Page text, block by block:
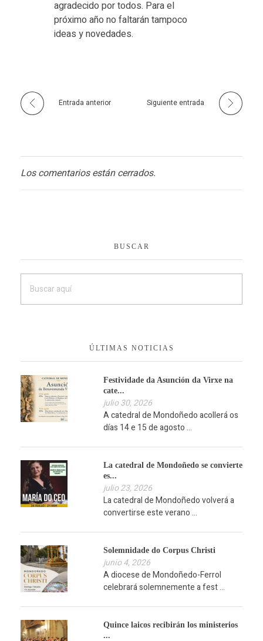
agradecido por todos. Para el
próximo año no faltarán tampoco
ideas y novedades.
Entrada anterior Siguiente entrada
Los comentarios están cerrados.
BUSCAR
ÚLTIMAS NOTICIAS
Festividade da Asunción da Virxe na
cate...
julio 30, 2026
A catedral de Mondoñedo acollerá os
días 14 e 15 de agosto ...
La catedral de Mondoñedo se convierte
es...
julio 23, 2026
La catedral de Mondoñedo volverá a
convertirse este verano ...
Solemnidade do Corpus Christi
junio 4, 2026
A diocese de Mondoñedo-Ferrol
celebrará solemnemente a fest ...
Quince laicos recibirán los ministerios
...